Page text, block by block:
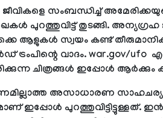
സംബന്ധിച്ച്
പുറത്തുവിട്ട് തുടങ്ങി.
ആളുകള്‍ സ്വയം കണ്ട്
വാദം. war.gov/ufo
ചിത്രങ്ങള്‍ ഇപ്പോള്‍ ആര്‍ക്കും
അസാധാരണ
ഇപ്പോള്‍ പുറത്തുവിട്ടിട്ടുള്ളത്.